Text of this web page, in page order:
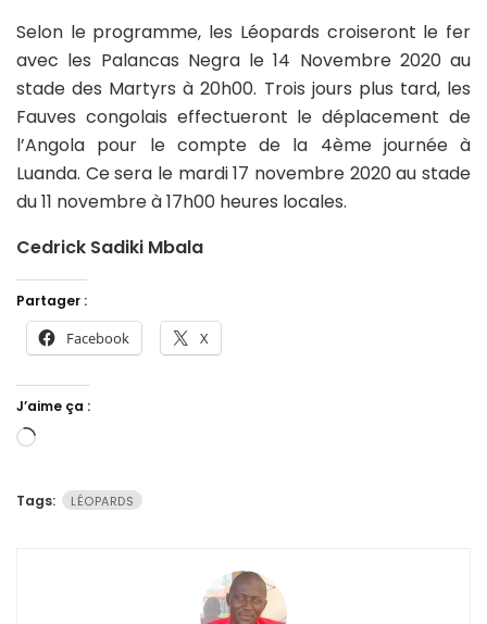
Selon le programme, les Léopards croiseront le fer
avec les Palancas Negra le 14 Novembre 2020 au
stade des Martyrs à 20h00. Trois jours plus tard, les
Fauves congolais effectueront le déplacement de
l’Angola pour le compte de la 4ème journée à
Luanda. Ce sera le mardi 17 novembre 2020 au stade
du 11 novembre à 17h00 heures locales.
Cedrick Sadiki Mbala
Partager :
Facebook X
J’aime ça :
Chargement…
Tags: LÉOPARDS